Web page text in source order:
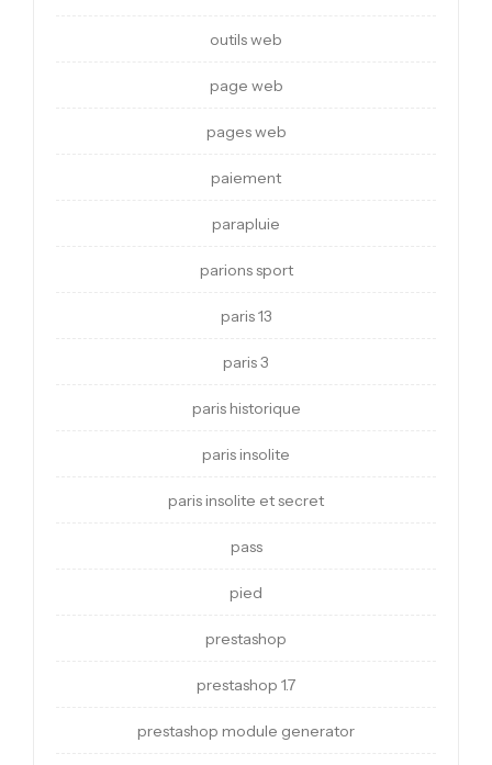
outils web
page web
pages web
paiement
parapluie
parions sport
paris 13
paris 3
paris historique
paris insolite
paris insolite et secret
pass
pied
prestashop
prestashop 1.7
prestashop module generator